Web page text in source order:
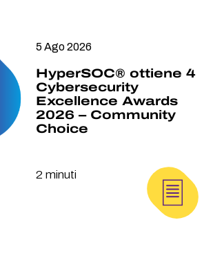
5 Ago 2026
HyperSOC® ottiene 4
Cybersecurity
Excellence Awards
2026 – Community
Choice
2 minuti